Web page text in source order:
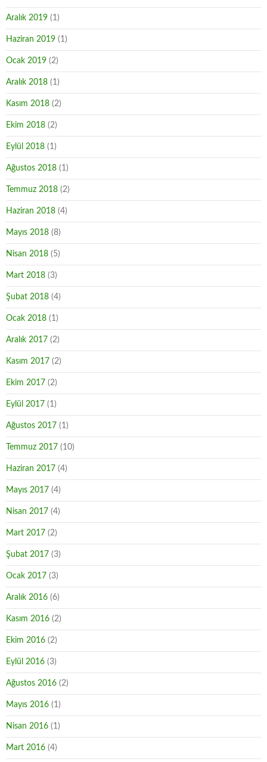
Aralık 2019 (1)
Haziran 2019 (1)
Ocak 2019 (2)
Aralık 2018 (1)
Kasım 2018 (2)
Ekim 2018 (2)
Eylül 2018 (1)
Ağustos 2018 (1)
Temmuz 2018 (2)
Haziran 2018 (4)
Mayıs 2018 (8)
Nisan 2018 (5)
Mart 2018 (3)
Şubat 2018 (4)
Ocak 2018 (1)
Aralık 2017 (2)
Kasım 2017 (2)
Ekim 2017 (2)
Eylül 2017 (1)
Ağustos 2017 (1)
Temmuz 2017 (10)
Haziran 2017 (4)
Mayıs 2017 (4)
Nisan 2017 (4)
Mart 2017 (2)
Şubat 2017 (3)
Ocak 2017 (3)
Aralık 2016 (6)
Kasım 2016 (2)
Ekim 2016 (2)
Eylül 2016 (3)
Ağustos 2016 (2)
Mayıs 2016 (1)
Nisan 2016 (1)
Mart 2016 (4)